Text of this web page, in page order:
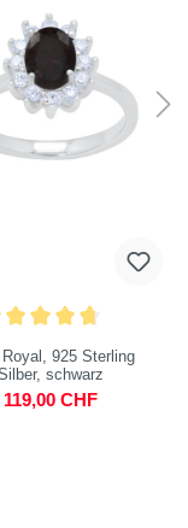
Royal, 925 Sterling
schwarz
119,00 CHF